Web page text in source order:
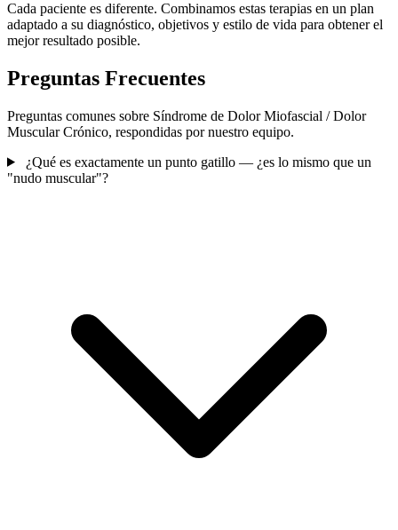
Cada paciente es diferente. Combinamos estas terapias en un plan
adaptado a su diagnóstico, objetivos y estilo de vida para obtener el
mejor resultado posible.
Preguntas Frecuentes
Preguntas comunes sobre Síndrome de Dolor Miofascial / Dolor
Muscular Crónico, respondidas por nuestro equipo.
¿Qué es exactamente un punto gatillo — ¿es lo mismo que un
"nudo muscular"?